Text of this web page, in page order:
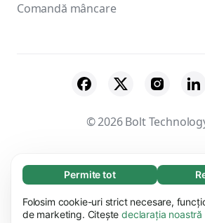
Necesare (65)
Modulele cookie necesare
funcționalitatea site-ului nostru,
Aflați mai multe
Permite tot
Folosim cookie-uri strict necesare,
de marketing. Citeștedeclarația
Comandă mâncare
© 2026 Bolt
Politica de confidențialitate
Securitate